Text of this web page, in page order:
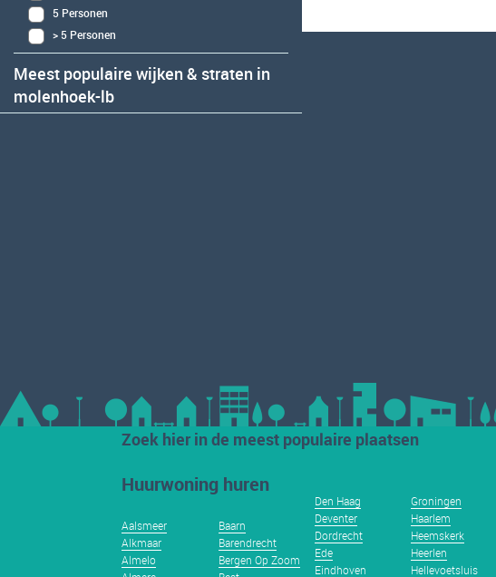
5 Personen
> 5 Personen
Meest populaire wijken & straten in
molenhoek-lb
Zoek hier in de meest populaire plaatsen
Huurwoning huren
Aalsmeer
Alkmaar
Almelo
Baarn
Barendrecht
Bergen Op Zoom
Den Haag
Deventer
Dordrecht
Ede
Eindhoven
Groningen
Haarlem
Heemskerk
Heerlen
Hellevoetsluis